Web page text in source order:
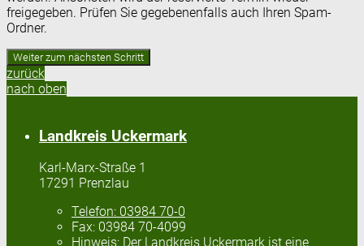
freigegeben. Prüfen Sie gegebenenfalls auch Ihren Spam-
Ordner.
zurück
nach oben
Landkreis Uckermark
Karl-Marx-Straße 1
17291 Prenzlau
Telefon: 03984 70-0
Fax: 03984 70-4099
Hinweis: Der Landkreis Uckermark ist eine